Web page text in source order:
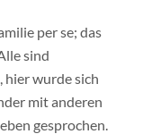
per se; das
sind
wurde sich
mit anderen
gesprochen.